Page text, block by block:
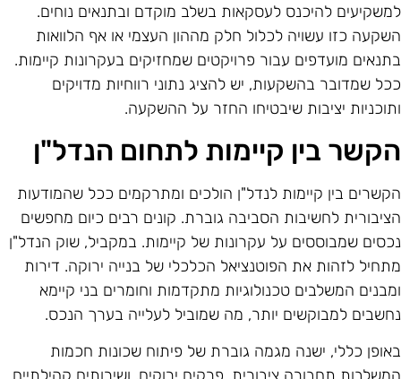
להיכנס לעסקאות בשלב מוקדם ובתנאים נוחים.
כזו עשויה לכלול חלק מההון העצמי או אף הלוואות
מועדפים עבור פרויקטים שמחזיקים בעקרונות קיימות.
שמדובר בהשקעות, יש להציג נתוני רווחיות מדויקים
יציבות שיבטיחו החזר על ההשקעה.
בין קיימות לתחום הנדל"ן
בין קיימות לנדל"ן הולכים ומתרקמים ככל שהמודעות
לחשיבות הסביבה גוברת. קונים רבים כיום מחפשים
שמבוססים על עקרונות של קיימות. במקביל, שוק הנדל"ן
לזהות את הפוטנציאל הכלכלי של בנייה ירוקה. דירות
המשלבים טכנולוגיות מתקדמות וחומרים בני קיימא
למבוקשים יותר, מה שמוביל לעלייה בערך הנכס.
כללי, ישנה מגמה גוברת של פיתוח שכונות חכמות